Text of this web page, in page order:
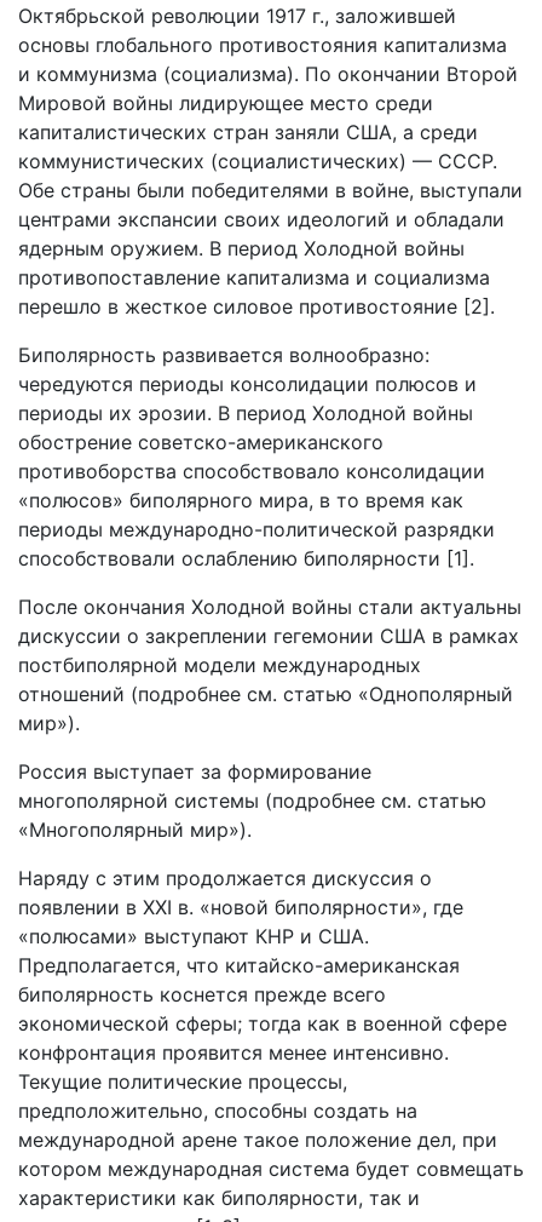
Октябрьской революции 1917 г., заложившей
основы глобального противостояния капитализма
и коммунизма (социализма). По окончании Второй
Мировой войны лидирующее место среди
капиталистических стран заняли США, а среди
коммунистических (социалистических) — СССР.
Обе страны были победителями в войне, выступали
центрами экспансии своих идеологий и обладали
ядерным оружием. В период Холодной войны
противопоставление капитализма и социализма
перешло в жесткое силовое противостояние [2].
Биполярность развивается волнообразно:
чередуются периоды консолидации полюсов и
периоды их эрозии. В период Холодной войны
обострение советско-американского
противоборства способствовало консолидации
«полюсов» биполярного мира, в то время как
периоды международно-политической разрядки
способствовали ослаблению биполярности [1].
После окончания Холодной войны стали актуальны
дискуссии о закреплении гегемонии США в рамках
постбиполярной модели международных
отношений (подробнее см. статью «Однополярный
мир»).
Россия выступает за формирование
многополярной системы (подробнее см. статью
«Многополярный мир»).
Наряду с этим продолжается дискуссия о
появлении в XXI в. «новой биполярности», где
«полюсами» выступают КНР и США.
Предполагается, что китайско-американская
биполярность коснется прежде всего
экономической сферы; тогда как в военной сфере
конфронтация проявится менее интенсивно.
Текущие политические процессы,
предположительно, способны создать на
международной арене такое положение дел, при
котором международная система будет совмещать
характеристики как биполярности, так и